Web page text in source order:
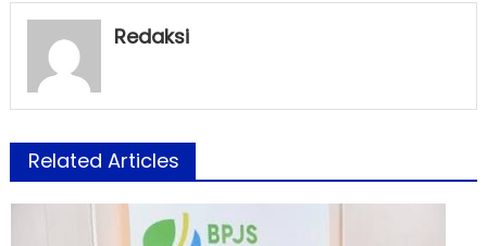
Redaksi
Related Articles